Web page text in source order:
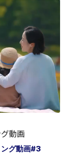
動画
グ動画#3